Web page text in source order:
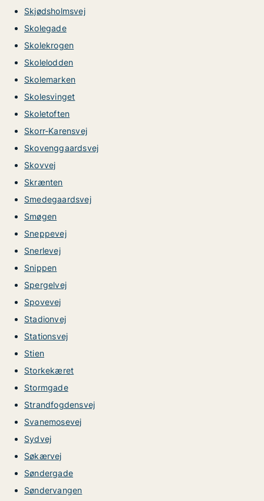
Skjødsholmsvej
Skolegade
Skolekrogen
Skolelodden
Skolemarken
Skolesvinget
Skoletoften
Skorr-Karensvej
Skovenggaardsvej
Skovvej
Skrænten
Smedegaardsvej
Smøgen
Sneppevej
Snerlevej
Snippen
Spergelvej
Spovevej
Stadionvej
Stationsvej
Stien
Storkekæret
Stormgade
Strandfogdensvej
Svanemosevej
Sydvej
Søkærvej
Søndergade
Søndervangen